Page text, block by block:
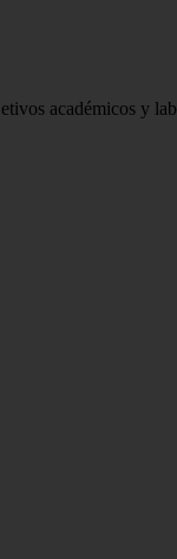
académicos y